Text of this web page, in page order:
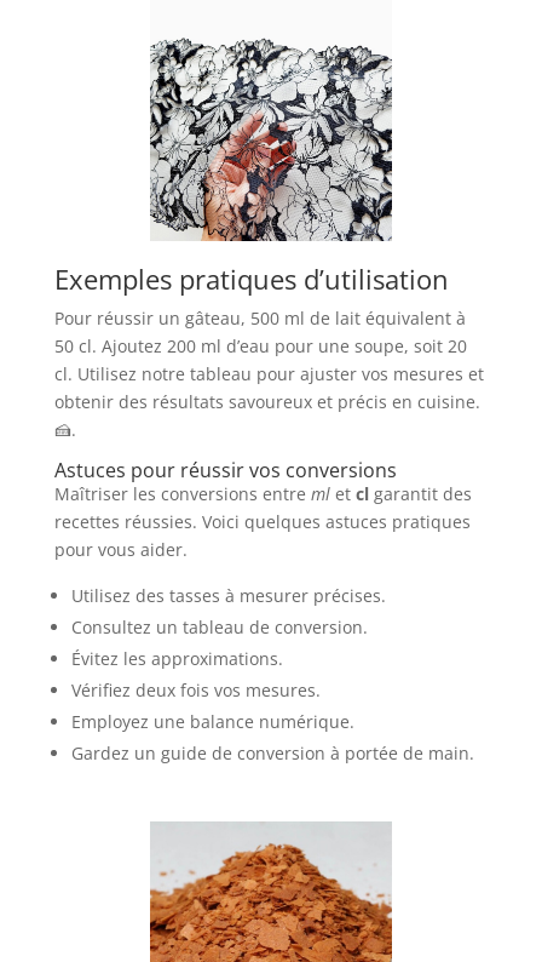
Exemples pratiques d’utilisation
Pour réussir un gâteau, 500 ml de lait équivalent à
50 cl. Ajoutez 200 ml d’eau pour une soupe, soit 20
cl. Utilisez notre tableau pour ajuster vos mesures et
obtenir des résultats savoureux et précis en cuisine.
🍰.
Astuces pour réussir vos conversions
Maîtriser les conversions entre mlet clgarantit des
recettes réussies. Voici quelques astuces pratiques
pour vous aider.
Utilisez des tasses à mesurer précises.
Consultez un tableau de conversion.
Évitez les approximations.
Vérifiez deux fois vos mesures.
Employez une balance numérique.
Gardez un guide de conversion à portée de main.